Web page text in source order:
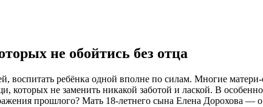
не обойтись без отца
воспитать ребёнка одной вполне по силам. Многие
которых не заменить никакой заботой и лаской. В
прошлого? Мать 18-летнего сына Елена Дорохова —